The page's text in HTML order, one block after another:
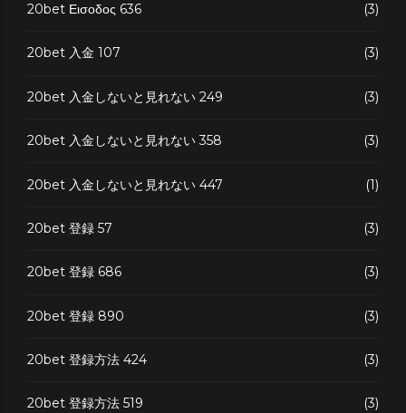
20bet Εισοδος 636 (3)
20bet 入金 107 (3)
20bet 入金しないと見れない 249 (3)
20bet 入金しないと見れない 358 (3)
20bet 入金しないと見れない 447 (1)
20bet 登録 57 (3)
20bet 登録 686 (3)
20bet 登録 890 (3)
20bet 登録方法 424 (3)
20bet 登録方法 519 (3)